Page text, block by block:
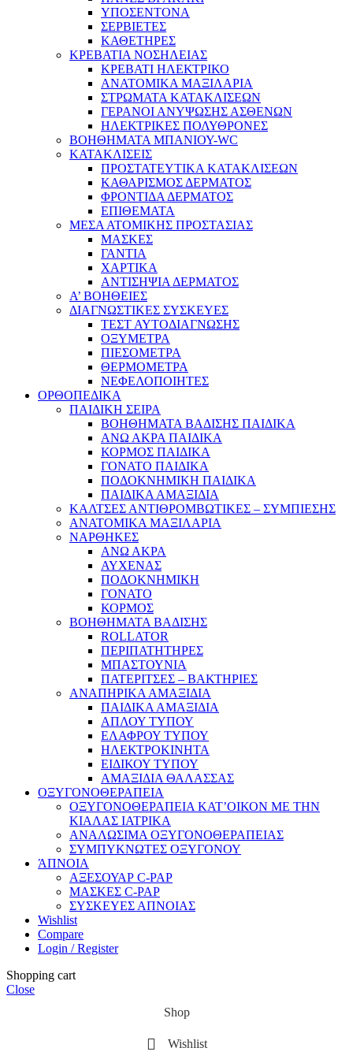
ΥΠΟΣΕΝΤΟΝΑ
ΣΕΡΒΙΕΤΕΣ
ΚΑΘΕΤΗΡΕΣ
ΚΡΕΒΑΤΙΑ ΝΟΣΗΛΕΙΑΣ
ΚΡΕΒΑΤΙ ΗΛΕΚΤΡΙΚΟ
ΑΝΑΤΟΜΙΚΑ ΜΑΞΙΛΑΡΙΑ
ΣΤΡΩΜΑΤΑ ΚΑΤΑΚΛΙΣΕΩΝ
ΓΕΡΑΝΟΙ ΑΝΥΨΩΣΗΣ ΑΣΘΕΝΩΝ
ΗΛΕΚΤΡΙΚΕΣ ΠΟΛΥΘΡΟΝΕΣ
ΒΟΗΘΗΜΑΤΑ ΜΠΑΝΙΟΥ-WC
ΚΑΤΑΚΛΙΣΕΙΣ
ΠΡΟΣΤΑΤΕΥΤΙΚΑ ΚΑΤΑΚΛΙΣΕΩΝ
ΚΑΘΑΡΙΣΜΟΣ ΔΕΡΜΑΤΟΣ
ΦΡΟΝΤΙΔΑ ΔΕΡΜΑΤΟΣ
ΕΠΙΘΕΜΑΤΑ
ΜΕΣΑ ΑΤΟΜΙΚΗΣ ΠΡΟΣΤΑΣΙΑΣ
ΜΑΣΚΕΣ
ΓΑΝΤΙΑ
ΧΑΡΤΙΚΑ
ΑΝΤΙΣΗΨΙΑ ΔΕΡΜΑΤΟΣ
Α’ ΒΟΗΘΕΙΕΣ
ΔΙΑΓΝΩΣΤΙΚΕΣ ΣΥΣΚΕΥΕΣ
ΤΕΣΤ ΑΥΤΟΔΙΑΓΝΩΣΗΣ
ΟΞΥΜΕΤΡΑ
ΠΙΕΣΟΜΕΤΡΑ
ΘΕΡΜΟΜΕΤΡΑ
ΝΕΦΕΛΟΠΟΙΗΤΕΣ
ΟΡΘΟΠΕΔΙΚΑ
ΠΑΙΔΙΚΗ ΣΕΙΡΑ
ΒΟΗΘΗΜΑΤΑ ΒΑΔΙΣΗΣ ΠΑΙΔΙΚΑ
ΑΝΩ ΑΚΡΑ ΠΑΙΔΙΚΑ
ΚΟΡΜΟΣ ΠΑΙΔΙΚΑ
ΓΟΝΑΤΟ ΠΑΙΔΙΚΑ
ΠΟΔΟΚΝΗΜΙΚΗ ΠΑΙΔΙΚΑ
ΠΑΙΔΙΚΑ ΑΜΑΞΙΔΙΑ
ΚΑΛΤΣΕΣ ΑΝΤΙΘΡΟΜΒΩΤΙΚΕΣ – ΣΥΜΠΙΕΣΗΣ
ΑΝΑΤΟΜΙΚΑ ΜΑΞΙΛΑΡΙΑ
ΝΑΡΘΗΚΕΣ
ΑΝΩ ΑΚΡΑ
ΑΥΧΕΝΑΣ
ΠΟΔΟΚΝΗΜΙΚΗ
ΓΟΝΑΤΟ
ΚΟΡΜΟΣ
ΒΟΗΘΗΜΑΤΑ ΒΑΔΙΣΗΣ
ROLLATOR
ΠΕΡΙΠΑΤΗΤΗΡΕΣ
ΜΠΑΣΤΟΥΝΙΑ
ΠΑΤΕΡΙΤΣΕΣ – ΒΑΚΤΗΡΙΕΣ
ΑΝΑΠΗΡΙΚΑ ΑΜΑΞΙΔΙΑ
ΠΑΙΔΙΚΑ ΑΜΑΞΙΔΙΑ
ΑΠΛΟΥ ΤΥΠΟΥ
ΕΛΑΦΡΟΥ ΤΥΠΟΥ
ΗΛΕΚΤΡΟΚΙΝΗΤΑ
ΕΙΔΙΚΟΥ ΤΥΠΟΥ
ΑΜΑΞΙΔΙΑ ΘΑΛΑΣΣΑΣ
ΟΞΥΓΟΝΟΘΕΡΑΠΕΙΑ
ΟΞΥΓΟΝΟΘΕΡΑΠΕΙΑ ΚΑΤ’ΟΙΚΟΝ ΜΕ ΤΗΝ
ΚΙΑΛΑΣ ΙΑΤΡΙΚΑ
ΑΝΑΛΩΣΙΜΑ ΟΞΥΓΟΝΟΘΕΡΑΠΕΙΑΣ
ΣΥΜΠΥΚΝΩΤΕΣ ΟΞΥΓΟΝΟΥ
ΆΠΝΟΙΑ
ΑΞΕΣΟΥΑΡ C-PAP
ΜΑΣΚΕΣ C-PAP
ΣΥΣΚΕΥΕΣ ΑΠΝΟΙΑΣ
Wishlist
Compare
Login / Register
Shopping cart
Close
Shop
Wishlist